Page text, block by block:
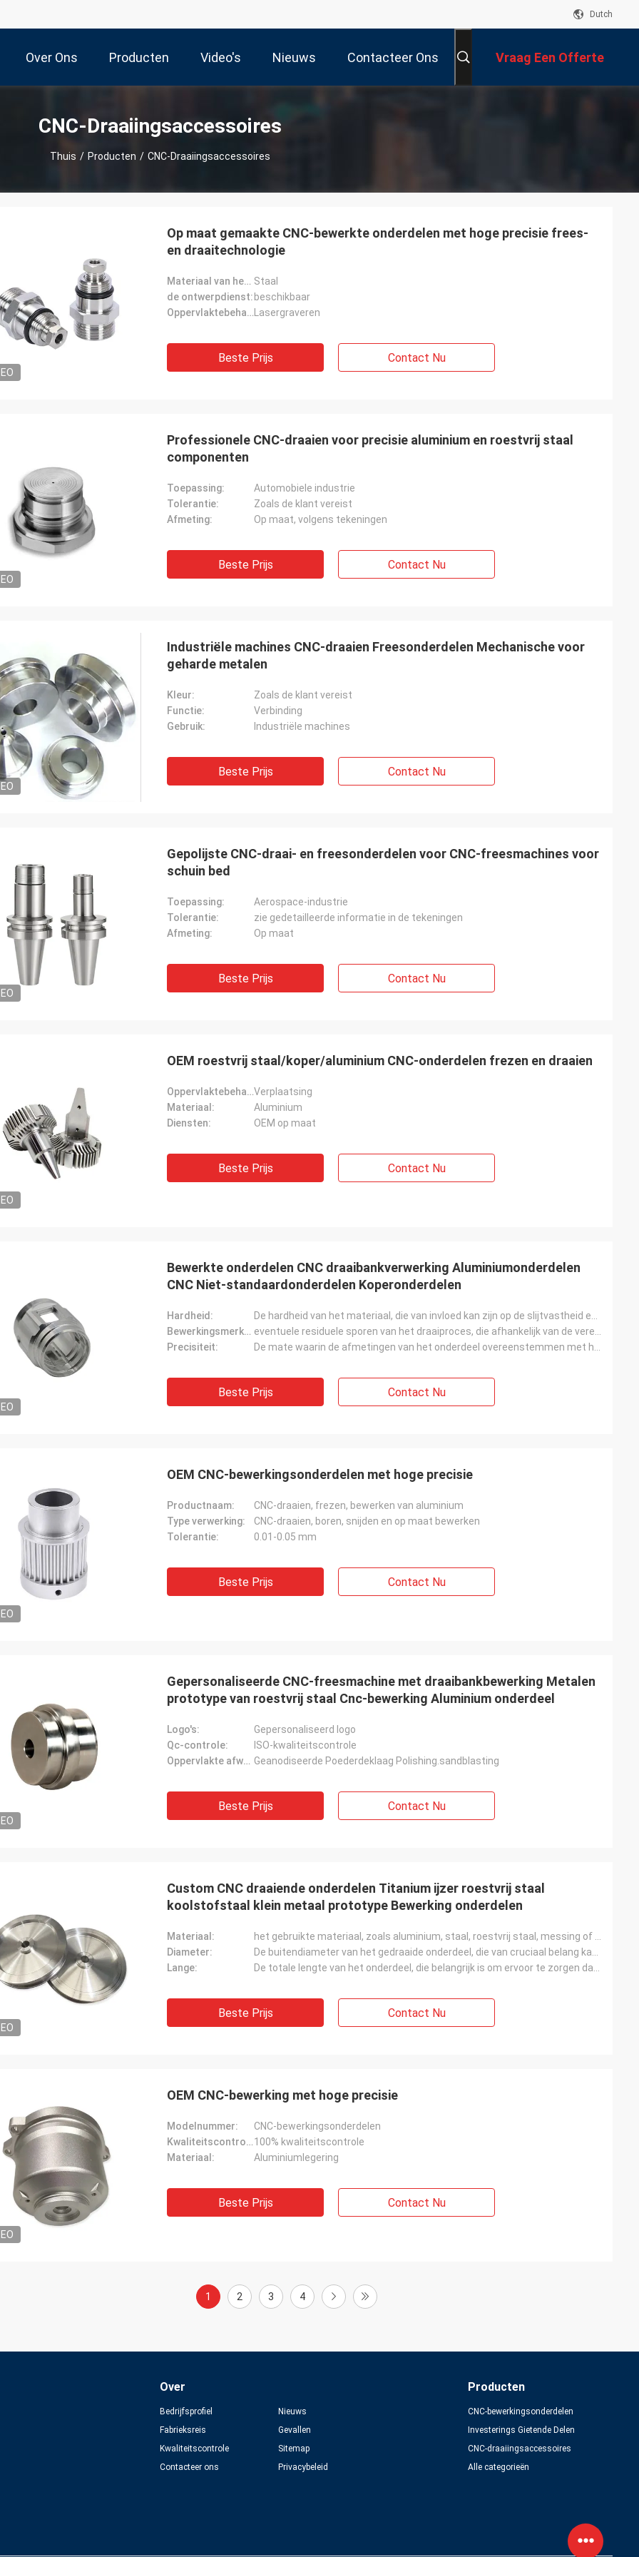
Dutch
Over Ons Producten Video's Nieuws Contacteer Ons Vraag Een Offerte
CNC-Draaiingsaccessoires
Thuis / Producten / CNC-Draaiingsaccessoires
Kevin
bedanken voor de jongens die
en behulpzaam voor ons zijn.
Kamil.
Goede kwaliteit, concurrerende prijs en
Op maat gemaakte CNC-bewerkte onderdelen met hoge precisie frees-
en draaitechnologie
Materiaal van het product: Staal
de ontwerpdienst: beschikbaar
Oppervlaktebehandeling: Lasergraveren
Beste Prijs Contact Nu
Professionele CNC-draaien voor precisie aluminium en roestvrij staal
componenten
Toepassing:
Automobiele industrie
Tolerantie:
Zoals de klant vereist
Afmeting:
Op maat, volgens tekeningen
Beste Prijs Contact Nu
Industriële machines CNC-draaien Freesonderdelen Mechanische voor
geharde metalen
Kleur:
Zoals de klant vereist
Functie:
Verbinding
Gebruik:
Industriële machines
Beste Prijs Contact Nu
Gepolijste CNC-draai- en freesonderdelen voor CNC-freesmachines voor
schuin bed
Toepassing:
Aerospace-industrie
Tolerantie:
zie gedetailleerde informatie in de tekeningen
Afmeting:
Op maat
Beste Prijs Contact Nu
OEM roestvrij staal/koper/aluminium CNC-onderdelen frezen en draaien
Oppervlaktebehandeling:Verplaatsing
Materiaal:
Aluminium
Diensten:
OEM op maat
Beste Prijs Contact Nu
Bewerkte onderdelen CNC draaibankverwerking Aluminiumonderdelen
CNC Niet-standaardonderdelen Koperonderdelen
Hardheid:
Bewerkingsmerken:
Precisiteit:
Beste Prijs Contact Nu
OEM CNC-bewerkingsonderdelen met hoge precisie
Productnaam:
CNC-draaien, frezen, bewerken van aluminium
Type verwerking:
CNC-draaien, boren, snijden en op maat bewerken
Tolerantie:
0.01-0.05 mm
Beste Prijs Contact Nu
Gepersonaliseerde CNC-freesmachine met draaibankbewerking Metalen
prototype van roestvrij staal Cnc-bewerking Aluminium onderdeel
Logo's:
Gepersonaliseerd logo
Qc-controle:
ISO-kwaliteitscontrole
Oppervlakte afwerking: Geanodiseerde Poederdeklaag Polishing.sandblasting
Beste Prijs Contact Nu
Custom CNC draaiende onderdelen Titanium ijzer roestvrij staal
koolstofstaal klein metaal prototype Bewerking onderdelen
Materiaal:
Diameter:
Lange:
Beste Prijs Contact Nu
OEM CNC-bewerking met hoge precisie
Modelnummer:
CNC-bewerkingsonderdelen
Kwaliteitscontrole:100% kwaliteitscontrole
Materiaal:
Aluminiumlegering
Beste Prijs Contact Nu
1 2 3 4
Over
Bedrijfsprofiel
Fabrieksreis
Kwaliteitscontrole
Contacteer ons
Nieuws
Gevallen
Sitemap
Privacybeleid
Producten
CNC-bewerkingsonderdelen
Investerings Gietende Delen
CNC-draaiingsaccessoires
Alle categorieën